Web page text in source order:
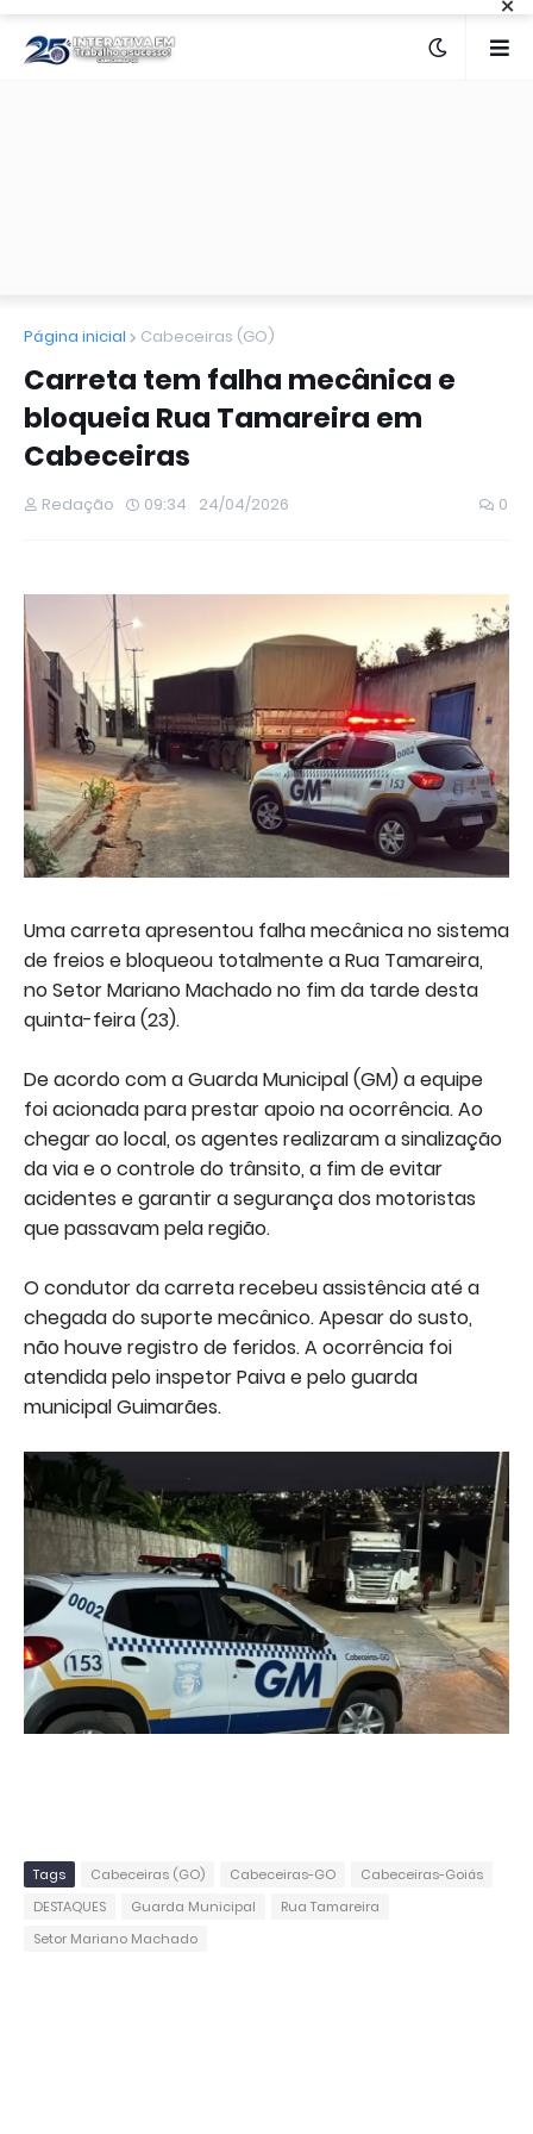
Página inicial Cabeceiras (GO)
Carreta tem falha mecânica e
bloqueia Rua Tamareira em
Cabeceiras
Redação 09:34 24/04/2026 0
Uma carreta apresentou falha mecânica no sistema
de freios e bloqueou totalmente a Rua Tamareira,
no Setor Mariano Machado no fim da tarde desta
quinta-feira (23).
De acordo com a Guarda Municipal (GM) a equipe
foi acionada para prestar apoio na ocorrência. Ao
chegar ao local, os agentes realizaram a sinalização
da via e o controle do trânsito, a fim de evitar
acidentes e garantir a segurança dos motoristas
que passavam pela região.
O condutor da carreta recebeu assistência até a
chegada do suporte mecânico. Apesar do susto,
não houve registro de feridos. A ocorrência foi
atendida pelo inspetor Paiva e pelo guarda
municipal Guimarães.
Tags Cabeceiras (GO) Cabeceiras-GO
Cabeceiras-Goiás
DESTAQUES
Guarda Municipal
Rua Tamareira
Setor Mariano Machado